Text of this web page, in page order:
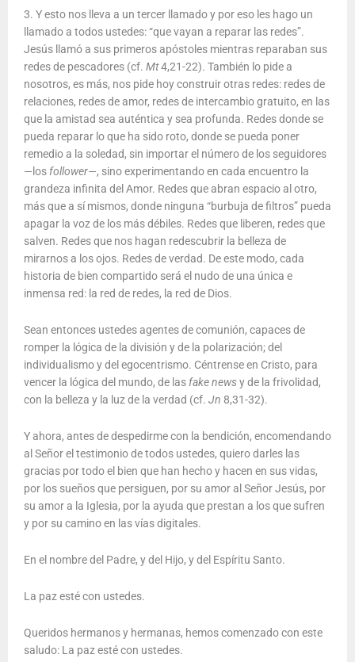
3. Y esto nos lleva a un tercer llamado y por eso les hago un
llamado a todos ustedes: “que vayan a reparar las redes”.
Jesús llamó a sus primeros apóstoles mientras reparaban sus
redes de pescadores (cf. Mt4,21-22). También lo pide a
nosotros, es más, nos pide hoy construir otras redes: redes de
relaciones, redes de amor, redes de intercambio gratuito, en las
que la amistad sea auténtica y sea profunda. Redes donde se
pueda reparar lo que ha sido roto, donde se pueda poner
remedio a la soledad, sin importar el número de los seguidores
—los follower—, sino experimentando en cada encuentro la
grandeza infinita del Amor. Redes que abran espacio al otro,
más que a sí mismos, donde ninguna “burbuja de filtros” pueda
apagar la voz de los más débiles. Redes que liberen, redes que
salven. Redes que nos hagan redescubrir la belleza de
mirarnos a los ojos. Redes de verdad. De este modo, cada
historia de bien compartido será el nudo de una única e
inmensa red: la red de redes, la red de Dios.
Sean entonces ustedes agentes de comunión, capaces de
romper la lógica de la división y de la polarización; del
individualismo y del egocentrismo. Céntrense en Cristo, para
vencer la lógica del mundo, de las fake newsy de la frivolidad,
con la belleza y la luz de la verdad (cf. Jn 8,31-32).
Y ahora, antes de despedirme con la bendición, encomendando
al Señor el testimonio de todos ustedes, quiero darles las
gracias por todo el bien que han hecho y hacen en sus vidas,
por los sueños que persiguen, por su amor al Señor Jesús, por
su amor a la Iglesia, por la ayuda que prestan a los que sufren
y por su camino en las vías digitales.
En el nombre del Padre, y del Hijo, y del Espíritu Santo.
La paz esté con ustedes.
Queridos hermanos y hermanas, hemos comenzado con este
saludo: La paz esté con ustedes.